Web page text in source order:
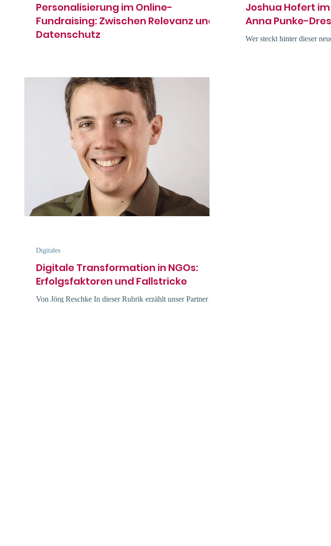
Personalisierung im Online-
Fundraising: Zwischen Relevanz und
Datenschutz
Digitalisierung für...
Joshua Hofert
Anna Punke-
Wer steckt hinter dieser
Digitale Transformation in NGOs:
Erfolgsfaktoren und Fallstricke
Von Jörg Reschke In dieser Rubrik erzählt unser Partner
Digitales